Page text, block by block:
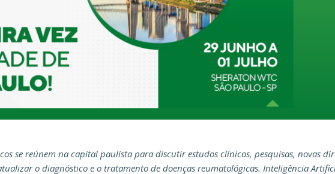
se reúnem na capital paulista para discutir estudos clínicos, pesquisas, novas
o diagnóstico e o tratamento de doenças reumatológicas. Inteligência